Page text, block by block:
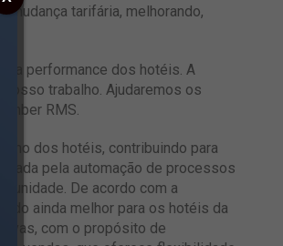
tarifária, melhorando,
a performance dos hotéis. A
trabalho. Ajudaremos os
RMS.
dos hotéis, contribuindo para
pela automação de processos
De acordo com a
ainda melhor para os hotéis da
com o propósito de